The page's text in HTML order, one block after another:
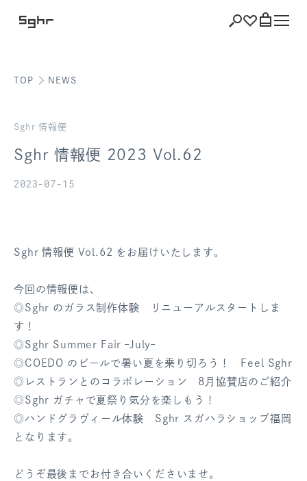
ショッピング
ポイント
TOP NEWS
Sghr 情報便
Sghr 情報便 2023 Vol.62
2023-07-15
Sghr 情報便 Vol.62 をお届けいたします。
今回の情報便は、
◎Sghr のガラス制作体験 リニューアルスタートしま
す！
◎Sghr Summer Fair –July–
◎COEDO のビールで暑い夏を乗り切ろう！ Feel Sghr
◎レストランとのコラボレーション 8月協賛店のご紹介
◎Sghr ガチャで夏祭り気分を楽しもう！
◎ハンドグラヴィール体験 Sghr スガハラショップ福岡
となります。
どうぞ最後までお付き合いくださいませ。